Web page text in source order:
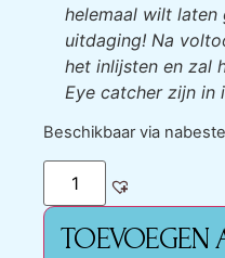
helemaal wilt laten
uitdaging! Na
het inlijsten en zal
Eye catcher zijn in
Beschikbaar via
TOEVOEGEN